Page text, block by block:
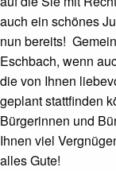
auch ein schönes
nun bereits!
Eschbach, wenn
die von Ihnen
geplant stattfinden
Bürgerinnen und
Ihnen viel
alles Gute!